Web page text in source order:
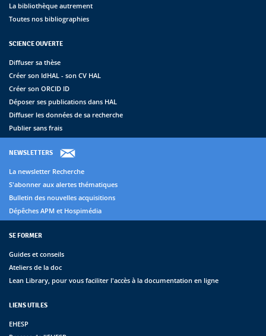
La bibliothèque autrement
Toutes nos bibliographies
SCIENCE OUVERTE
Diffuser sa thèse
Créer son IdHAL - son CV HAL
Créer son ORCID ID
Déposer ses publications dans HAL
Diffuser les données de sa recherche
Publier sans frais
NEWSLETTERS
La newsletter Recherche
S'abonner aux alertes thématiques
Bulletin des nouvelles acquisitions
Dépêches APM et Hospimédia
SE FORMER
Guides et conseils
Ateliers de la doc
Lean Library, pour vous faciliter l'accès à la documentation en ligne
LIENS UTILES
EHESP